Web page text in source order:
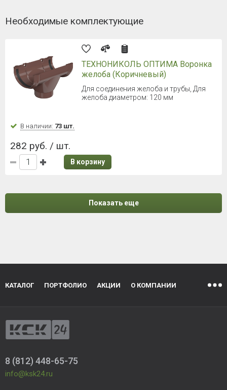
Необходимые комплектующие
ТЕХНОНИКОЛЬ ОПТИМА Воронка
желоба (Коричневый)
Для соединения желоба и трубы, Для
желоба диаметром: 120 мм
В наличии: 73 шт.
282 руб. / шт.
В корзину
Показать еще
КАТАЛОГ ПОРТФОЛИО АКЦИИ О КОМПАНИИ
8 (812) 448-65-75
info@ksk24.ru